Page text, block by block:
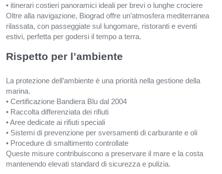
• itinerari costieri panoramici ideali per brevi o lunghe crociere
Oltre alla navigazione, Biograd offre un’atmosfera mediterranea
rilassata, con passeggiate sul lungomare, ristoranti e eventi
estivi, perfetta per godersi il tempo a terra.
Rispetto per l’ambiente
La protezione dell’ambiente è una priorità nella gestione della
marina.
• Certificazione Bandiera Blu dal 2004
• Raccolta differenziata dei rifiuti
• Aree dedicate ai rifiuti speciali
• Sistemi di prevenzione per sversamenti di carburante e oli
• Procedure di smaltimento controllate
Queste misure contribuiscono a preservare il mare e la costa
mantenendo elevati standard di sicurezza e pulizia.